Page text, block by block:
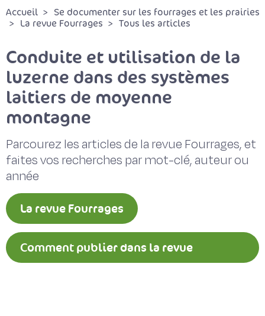
Accueil
Se documenter sur les fourrages et les prairies
La revue Fourrages
Tous les articles
Conduite et utilisation de la
luzerne dans des systèmes
laitiers de moyenne
montagne
Parcourez les articles de la revue Fourrages, et
faites vos recherches par mot-clé, auteur ou
année
La revue Fourrages
Comment publier dans la revue